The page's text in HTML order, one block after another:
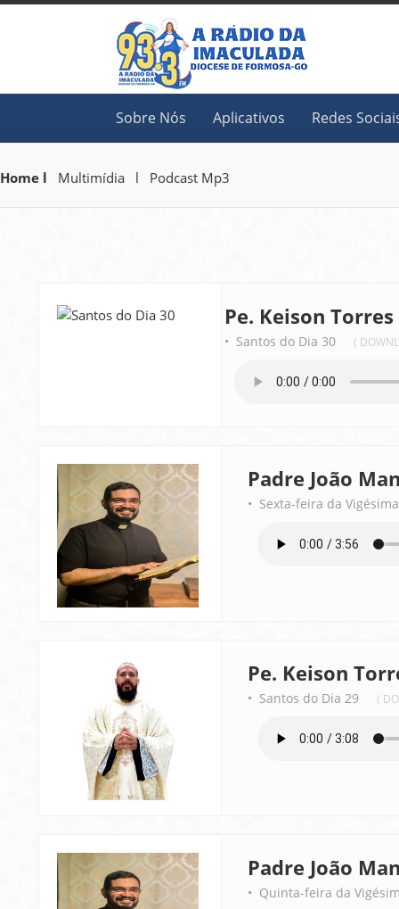
Sobre Nós Aplicativos Redes
Home l Multimídia l Podcast Mp3
Pe. Keison Torres
• Santos do Dia 30 (
Padre João
• Sexta-feira da
Pe. Keison
• Santos do Dia 29 (
Padre João
• Quinta-feira da